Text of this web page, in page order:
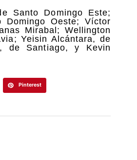
Santo Domingo Este;
Domingo Oeste; Víctor
Mirabal; Wellington
Yeisin Alcántara, de
de Santiago, y Kevin
Pinterest